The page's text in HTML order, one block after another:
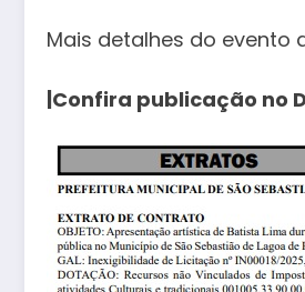
Mais detalhes do evento
|Confira publicação no